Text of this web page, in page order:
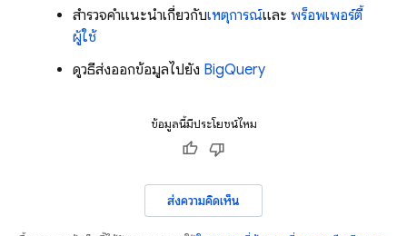
สำรวจคำแนะนำเกี่ยวกับเหตุการณ์และ พร็อพเพอร์ตี้
ผู้ใช้
ดูวิธีส่งออกข้อมูลไปยัง BigQuery
ข้อมูลนี้มีประโยชน์ไหม
ส่งความคิดเห็น